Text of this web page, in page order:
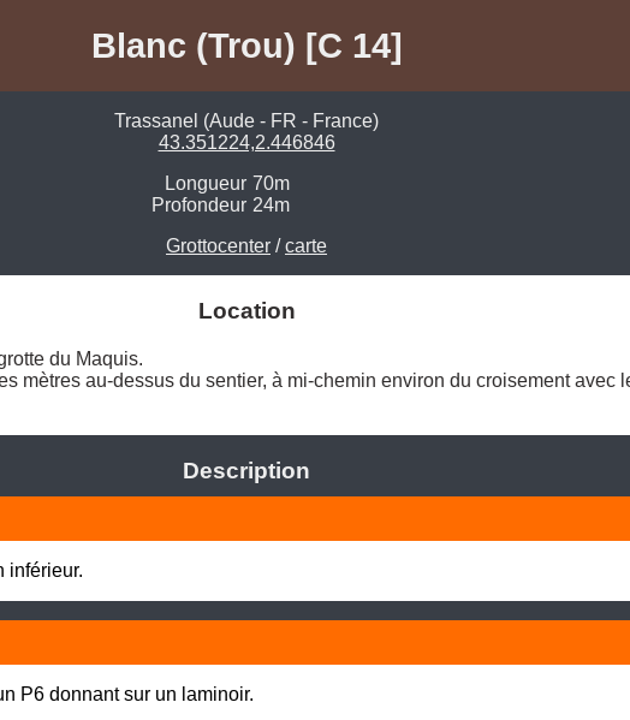
Blanc (Trou) [C 14]
Trassanel (Aude - FR - France)
43.351224,2.446846
Longueur 70m
Profondeur 24m
Grottocenter /carte
Location
du Maquis.
mètres au-dessus du sentier, à mi-chemin environ du croisement avec
Description
inférieur.
P6 donnant sur un laminoir.